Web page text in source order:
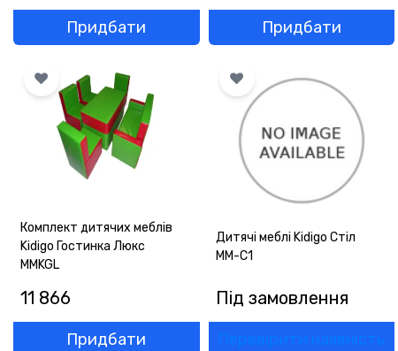
Придбати Придбати
Комплект дитячих меблів
Kidigo Гостинка Люкс
MMKGL
11 866
Придбати
Дитячі меблі Kidigo Стіл
ММ-С1
Під замовлення
Перевірити наявність